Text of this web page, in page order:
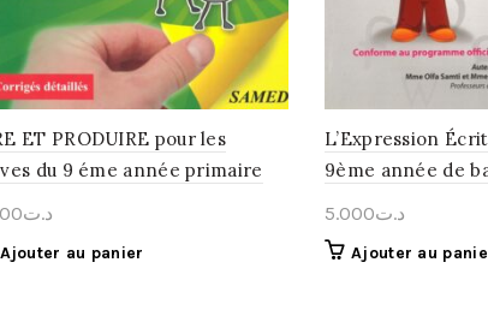
ET PRODUIRE pour les
du 9 éme année primaire
د.ت
Ajouter au panier
L’Expression
9ème année de
د.ت5.000
Ajouter au